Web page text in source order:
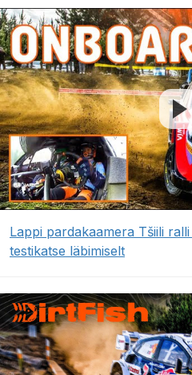
Lappi pardakaamera Tšiili
testikatse läbimiselt